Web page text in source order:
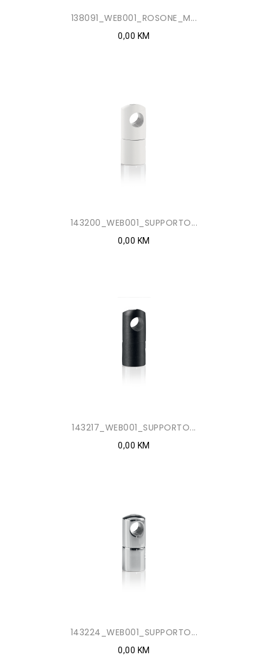
138091_WEB001_ROSONE_M...
0,00 KM
143200_WEB001_SUPPORTO...
0,00 KM
143217_WEB001_SUPPORTO...
0,00 KM
143224_WEB001_SUPPORTO...
0,00 KM